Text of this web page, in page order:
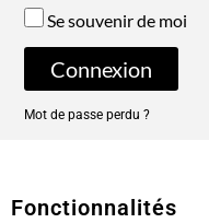
Se souvenir de moi
Connexion
Mot de passe perdu ?
Fonctionnalités